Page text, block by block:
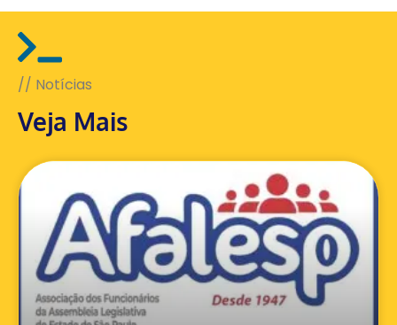
// Notícias
Veja Mais